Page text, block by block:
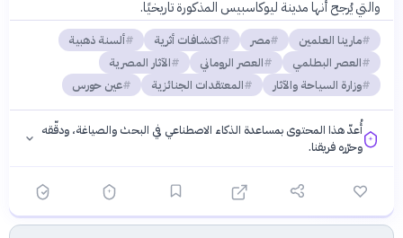
والتي يُرجح أنها مدينة ليوكاسبيس المذكورة تاريخيًا.
مارينا العلمين مصر اكتشافات أثرية
ألسنة ذهبية
العصر البطلمي
العصر الروماني
الآثار المصرية
وزارة السياحة والآثار
المعتقدات الجنائزية عين حورس
أُعدّ هذا المحتوى بمساعدة الذكاء الاصطناعي في البحث والصياغة، ودقّقه
وحرّره فريقنا.